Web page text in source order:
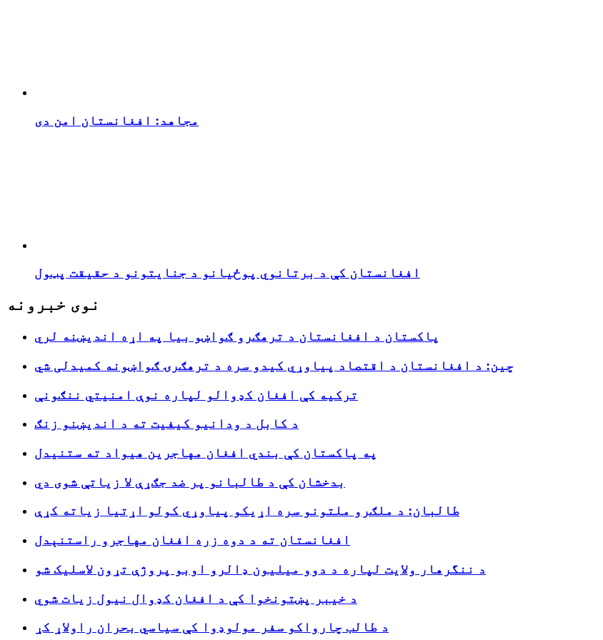
مجاهد: افغانستان امن دی
افغانستان کې د برتانوي پوځیانو د جنایتونو د حقیقت پټول
نوی خبرونه
پاکستان د افغانستان د ترهګرو ګواښو بیا په اړه اندیښنه لري
چین: د افغانستان د اقتصاد پیاوړي کیدو سره د ترهګرۍ ګواښونه کمیدلی شي
ترکیه کې افغان کډوالو لپاره نوې امنیتي ننګونې
د کابل د ودانیو کیفیت ته د اندیښنو زنګ
په پاکستان کې بندي افغان مهاجرین هیواد ته ستنیدل
بدخشان کې د طالبانو پر ضد جګړې لا زیاتې شوی دي
طالبان: د ملګرو ملتونو سره اړیکو پیاوړي کولو اړتیا زیاته کړې
افغانستان ته د دوه زره افغان مهاجرو راستنېدل
د ننگرهار ولایت لپاره د دوو میلیون ډالرو اوبو پروژې تړون لاسلیک شو
د خیبر پښتونخوا کې د افغان کډوال نیول زیات شوي
د طالب چارواکو سفر مولوډوا کې سیاسي بحران راولاړ کړ